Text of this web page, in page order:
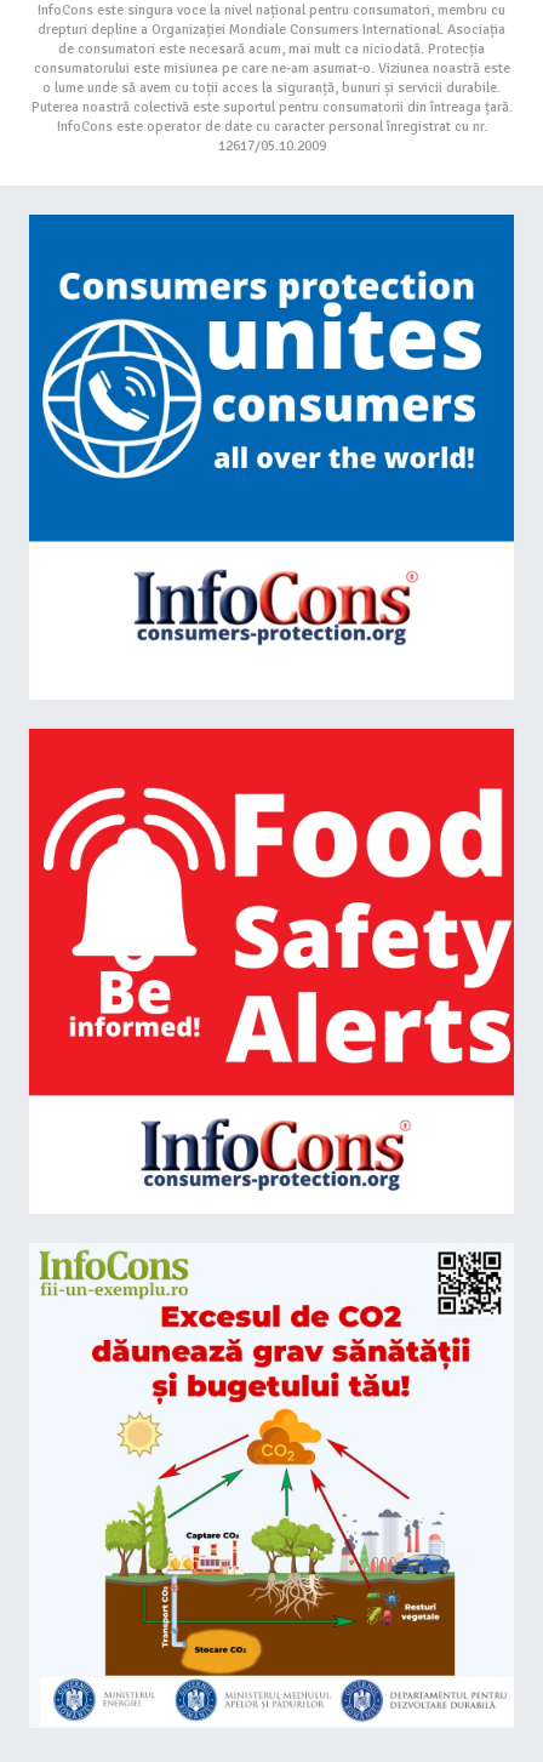
InfoCons este singura voce la nivel național pentru consumatori, membru cu
drepturi depline a Organizației Mondiale Consumers International. Asociația
de consumatori este necesară acum, mai mult ca niciodată. Protecția
consumatorului este misiunea pe care ne-am asumat-o. Viziunea noastră este
o lume unde să avem cu toții acces la siguranță, bunuri și servicii durabile.
Puterea noastră colectivă este suportul pentru consumatorii din întreaga țară.
InfoCons este operator de date cu caracter personal înregistrat cu nr.
12617/05.10.2009